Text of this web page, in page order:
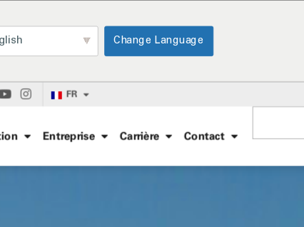
Change Language
FR
Entreprise Carrière Contact